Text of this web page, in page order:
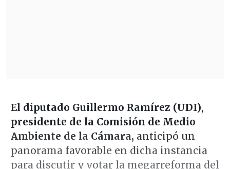
El diputado Guillermo Ramírez (UDI),
presidente de la Comisión de Medio
Ambiente de la Cámara, anticipó un
panorama favorable en dicha instancia
para discutir y votar la megarreforma del